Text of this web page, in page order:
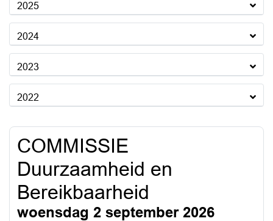
2025
2024
2023
2022
COMMISSIE
Duurzaamheid en
Bereikbaarheid
woensdag 2 september 2026